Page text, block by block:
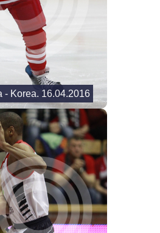
- Korea. 16.04.2016